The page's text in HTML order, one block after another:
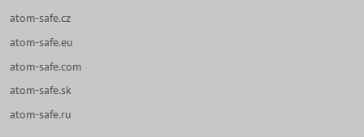
atom-safe.cz
atom-safe.eu
atom-safe.com
atom-safe.sk
atom-safe.ru